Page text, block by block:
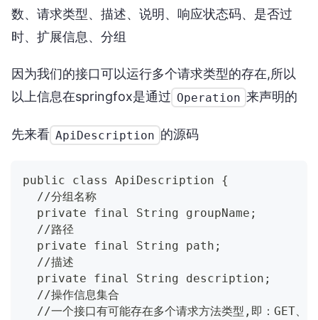
数、请求类型、描述、说明、响应状态码、是否过
时、扩展信息、分组
因为我们的接口可以运行多个请求类型的存在,所以
以上信息在springfox是通过 Operation 来声明的
先来看 ApiDescription 的源码
public class ApiDescription {
  //分组名称
  private final String groupName;
  //路径
  private final String path;
  //描述
  private final String description;
  //操作信息集合
//一个接口有可能存在多个请求方法类型,即：GET